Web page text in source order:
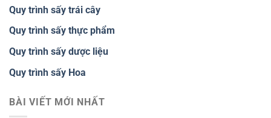
Quy trình sấy trái cây
Quy trình sấy thực phẩm
Quy trình sấy dược liệu
Quy trình sấy Hoa
BÀI VIẾT MỚI NHẤT